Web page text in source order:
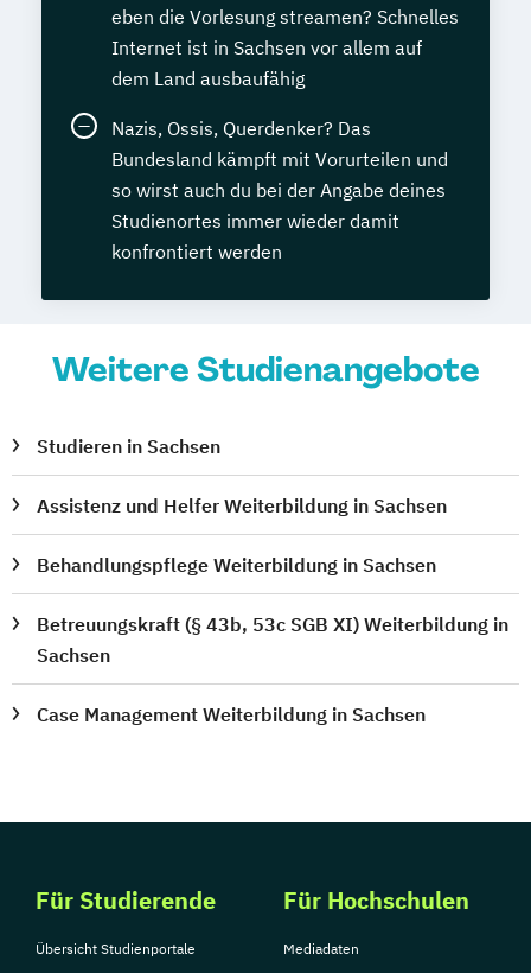
eben die Vorlesung streamen? Schnelles
Internet ist in Sachsen vor allem auf
dem Land ausbaufähig
Nazis, Ossis, Querdenker? Das
Bundesland kämpft mit Vorurteilen und
so wirst auch du bei der Angabe deines
Studienortes immer wieder damit
konfrontiert werden
Weitere Studienangebote
Studieren in Sachsen
Assistenz und Helfer Weiterbildung in Sachsen
Behandlungspflege Weiterbildung in Sachsen
Betreuungskraft (§ 43b, 53c SGB XI) Weiterbildung in
Sachsen
Case Management Weiterbildung in Sachsen
Für Studierende
Übersicht Studienportale
Für Hochschulen
Mediadaten